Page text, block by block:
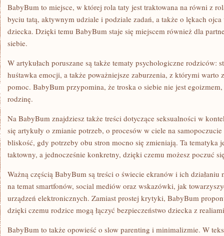
BabyBum to miejsce, w której rola taty jest traktowana na równi z
byciu tatą, aktywnym udziale i podziale zadań, a także o lękach
dziecka. Dzięki temu BabyBum staje się miejscem również dla
siebie.
W artykułach poruszane są także tematy psychologiczne rodziców:
huśtawka emocji, a także poważniejsze zaburzenia, z którymi warto
pomoc. BabyBum przypomina, że troska o siebie nie jest
rodzinę.
Na BabyBum znajdziesz także treści dotyczące seksualności w
się artykuły o zmianie potrzeb, o procesów w ciele na
bliskość, gdy potrzeby obu stron mocno się zmieniają. Ta tematyka
taktowny, a jednocześnie konkretny, dzięki czemu możesz poczuć
Ważną częścią BabyBum są treści o świecie ekranów i ich
na temat smartfonów, social mediów oraz wskazówki, jak
urządzeń elektronicznych. Zamiast prostej krytyki, BabyBum
dzięki czemu rodzice mogą łączyć bezpieczeństwo dziecka z
BabyBum to także opowieść o slow parenting i minimalizmie. W